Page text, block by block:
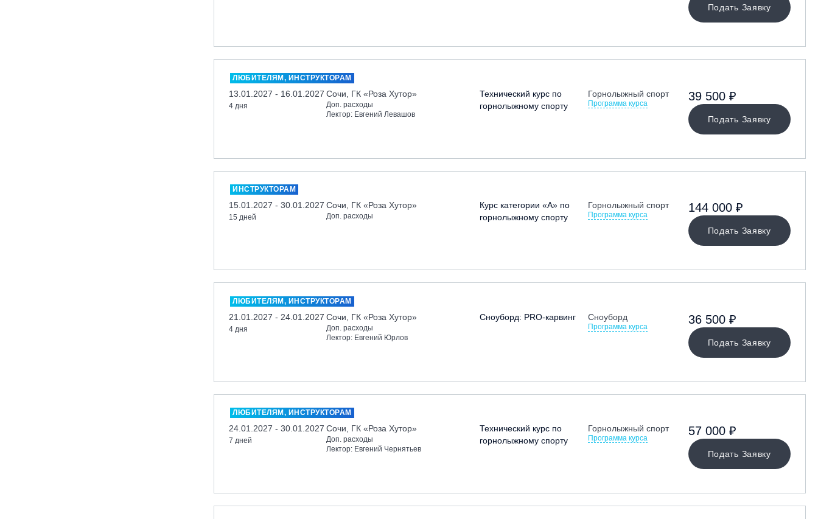
Подать Заявку
ЛЮБИТЕЛЯМ, ИНСТРУКТОРАМ
13.01.2027 - 16.01.2027
4 дня
Сочи, ГК «Роза Хутор»
Доп. расходы
Лектор: Евгений Левашов
Технический курс по
горнолыжному спорту
Горнолыжный спорт
Программа курса
Подать Заявку
39 500 ₽
ИНСТРУКТОРАМ
15.01.2027 - 30.01.2027
15 дней
Сочи, ГК «Роза Хутор»
Доп. расходы
Курс категории «А» по
горнолыжному спорту
Горнолыжный спорт
Программа курса
Подать Заявку
144 000 ₽
ЛЮБИТЕЛЯМ, ИНСТРУКТОРАМ
21.01.2027 - 24.01.2027
4 дня
Сочи, ГК «Роза Хутор»
Доп. расходы
Лектор: Евгений Юрлов
Сноуборд: PRO-карвинг Сноуборд
Программа курса
Подать Заявку
36 500 ₽
ЛЮБИТЕЛЯМ, ИНСТРУКТОРАМ
24.01.2027 - 30.01.2027
7 дней
Сочи, ГК «Роза Хутор»
Доп. расходы
Лектор: Евгений Чернятьев
Технический курс по
горнолыжному спорту
Горнолыжный спорт
Программа курса
Подать Заявку
57 000 ₽